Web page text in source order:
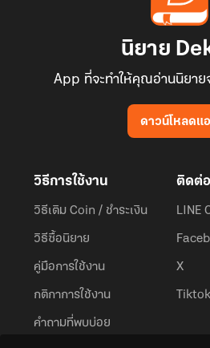
นิยาย
App ที่จะทำให้คุณอ่านนิยาย
ดาวน์โหลดแ
วิธีการใช้งาน
วิธีเติม Coin / ชำระเงิน
วิธีซื้อนิยาย
คู่มือการใช้งาน
กติกาการใช้งาน
คำถามที่พบบ่อย
ติดต่อ
LINE
X
Tiktok